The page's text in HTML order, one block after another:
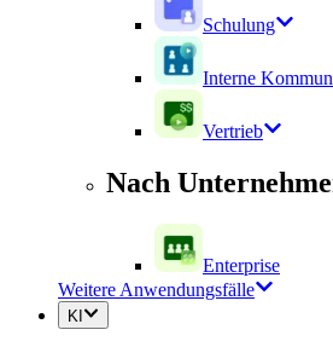
Schulung
Interne
Vertrieb
Nach
Enterprise
Weitere Anwendungsfälle
KI